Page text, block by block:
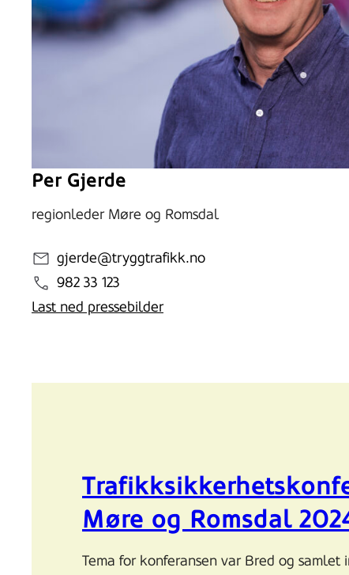
Per Gjerde
regionleder Møre og Romsdal
gjerde@tryggtrafikk.no
982 33 123
Last ned pressebilder
Møre og Romsdal
Tema for konferansen var Bred og samlet